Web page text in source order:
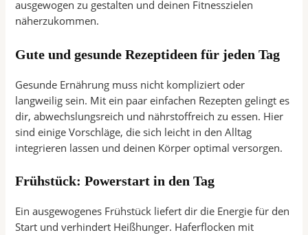
ausgewogen zu gestalten und deinen Fitnesszielen
näherzukommen.
Gute und gesunde Rezeptideen für jeden Tag
Gesunde Ernährung muss nicht kompliziert oder
langweilig sein. Mit ein paar einfachen Rezepten gelingt es
dir, abwechslungsreich und nährstoffreich zu essen. Hier
sind einige Vorschläge, die sich leicht in den Alltag
integrieren lassen und deinen Körper optimal versorgen.
Frühstück: Powerstart in den Tag
Ein ausgewogenes Frühstück liefert dir die Energie für den
Start und verhindert Heißhunger. Haferflocken mit